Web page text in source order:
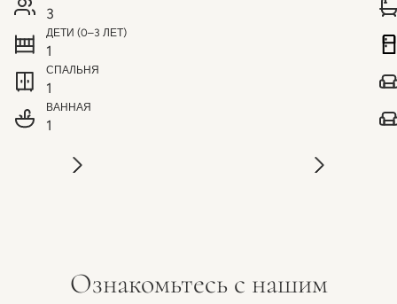
3
ДЕТИ (0–3 ЛЕТ)
1
СПАЛЬНЯ
1
ВАННАЯ
1
Ознакомьтесь с нашим